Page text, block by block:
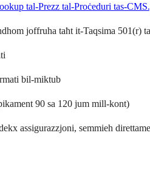
tal-Prezz tal-Proċeduri tas-
joffruha taħt it-Taqsima 501(r)
bil-miktub
90 sa 120 jum mill-kont)
assigurazzjoni, semmieh